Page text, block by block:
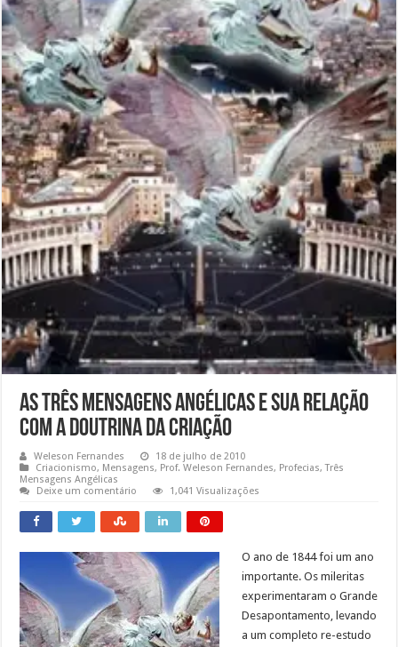
As Três Mensagens Angélicas e sua Relação
com a Doutrina da Criação
Weleson Fernandes
18 de julho de 2010
Criacionismo, Mensagens, Prof. Weleson Fernandes, Profecias,Três
Mensagens Angélicas
Deixe um comentário
1,041 Visualizações
O ano de 1844 foi um ano
importante. Os mileritas
experimentaram o Grande
Desapontamento, levando
a um completo re-estudo